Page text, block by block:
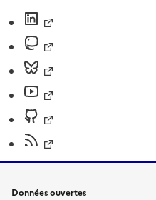
Données ouvertes